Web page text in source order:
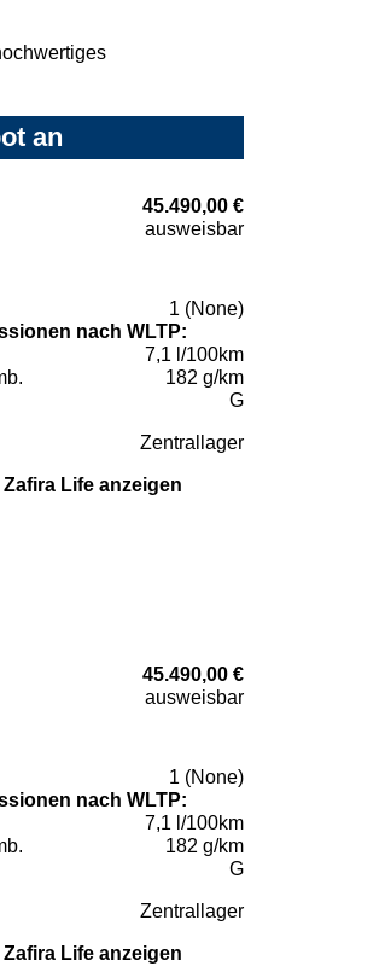
an
45.490,00 €
ausweisbar
1 (None)
nach WLTP:
7,1 l/100km
182 g/km
G
Zentrallager
Life anzeigen
45.490,00 €
ausweisbar
1 (None)
nach WLTP:
7,1 l/100km
182 g/km
G
Zentrallager
Life anzeigen